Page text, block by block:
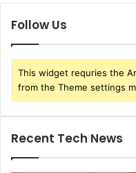
Follow Us
This widget requries the
from the Theme settings
Recent Tech News